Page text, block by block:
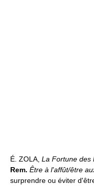
É. ZOLA, La Fortune des
Rem. Être à l'affût/être
surprendre ou éviter